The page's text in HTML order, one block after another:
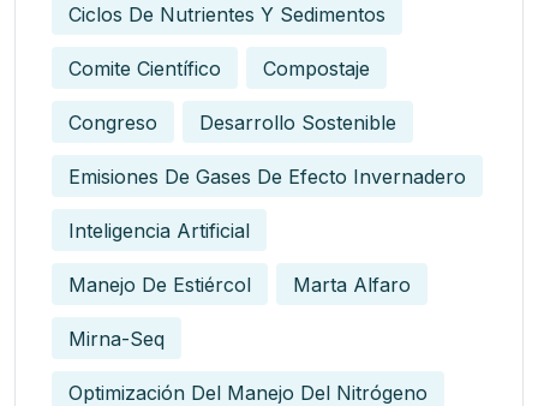
Ciclos De Nutrientes Y Sedimentos
Comite Científico Compostaje
Congreso Desarrollo Sostenible
Emisiones De Gases De Efecto Invernadero
Inteligencia Artificial
Manejo De Estiércol Marta Alfaro
Mirna-Seq
Optimización Del Manejo Del Nitrógeno